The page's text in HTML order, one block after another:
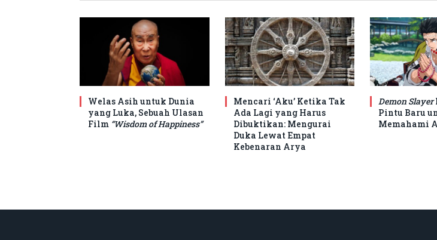
Welas Asih untuk Dunia
yang Luka, Sebuah Ulasan
Film “Wisdom of Happiness”
Mencari ‘Aku’ Ketika Tak
Ada Lagi yang Harus
Dibuktikan: Mengurai
Duka Lewat Empat
Kebenaran Arya
Demon Slayer
Pintu Baru
Memahami